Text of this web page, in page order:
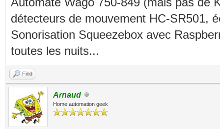
détecteurs de mouvement HC-SR501,
Sonorisation Squeezebox avec
toutes les nuits...
Find
Arnaud
Home automation geek